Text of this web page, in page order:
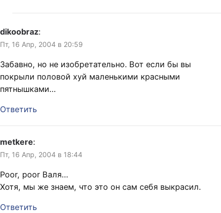
dikoobraz:
Пт, 16 Апр, 2004 в 20:59
Забавно, но не изобретательно. Вот если бы вы
покрыли половой хуй маленькими красными
пятнышками…
Ответить
metkere:
Пт, 16 Апр, 2004 в 18:44
Poor, poor Валя…
Хотя, мы же знаем, что это он сам себя выкрасил.
Ответить